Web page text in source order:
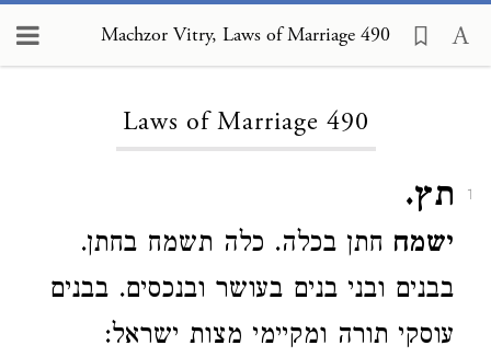
Machzor Vitry, Laws of Marriage 490
Laws of Marriage 490
1 תץ.
ישמח חתן בכלה. כלה תשמח בחתן.
בבנים ובני בנים בעושר ובנכסים. בבנים
עוסקי תורה ומקיימי מצות ישראל: